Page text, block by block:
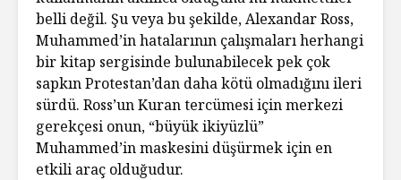
belli değil. Şu veya bu şekilde, Alexandar Ross,
Muhammed’in hatalarının çalışmaları herhangi
bir kitap sergisinde bulunabilecek pek çok
sapkın Protestan’dan daha kötü olmadığını ileri
sürdü. Ross’un Kuran tercümesi için merkezi
gerekçesi onun, “büyük ikiyüzlü”
Muhammed’in maskesini düşürmek için en
etkili araç olduğudur.